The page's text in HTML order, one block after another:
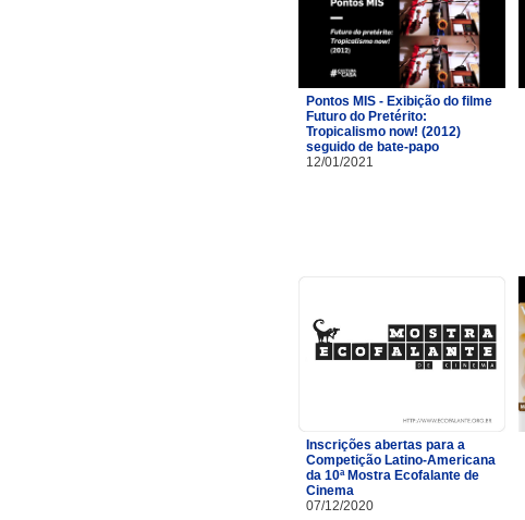
Pontos MIS - Exibição do filme
Futuro do Pretérito:
Tropicalismo now! (2012)
seguido de bate-papo
12/01/2021
Inscrições abertas para a
Competição Latino-Americana
da 10ª Mostra Ecofalante de
Cinema
07/12/2020